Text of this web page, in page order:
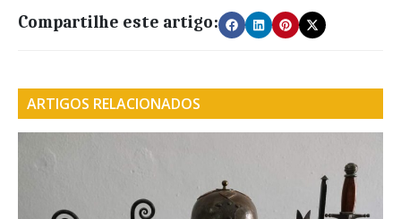
Compartilhe este artigo:
ARTIGOS RELACIONADOS